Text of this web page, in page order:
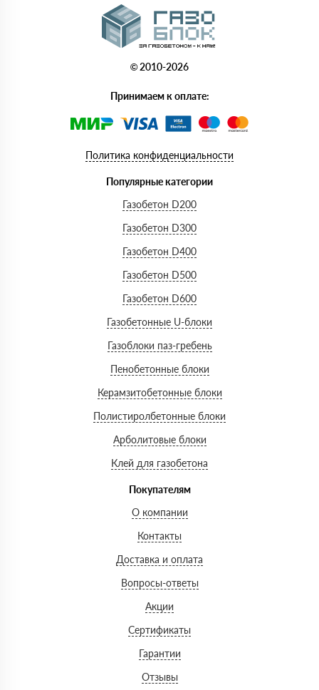
© 2010-2026
Принимаем к оплате:
Политика конфиденциальности
Популярные категории
Газобетон D200
Газобетон D300
Газобетон D400
Газобетон D500
Газобетон D600
Газобетонные U-блоки
Газоблоки паз-гребень
Пенобетонные блоки
Керамзитобетонные блоки
Полистиролбетонные блоки
Арболитовые блоки
Клей для газобетона
Покупателям
О компании
Контакты
Доставка и оплата
Вопросы-ответы
Акции
Сертификаты
Гарантии
Отзывы